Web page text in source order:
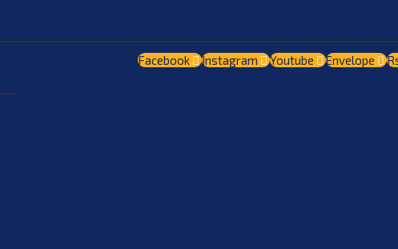
Facebook Instagram Youtube Envelope